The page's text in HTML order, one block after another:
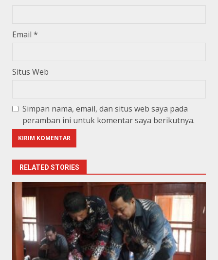
Email *
Situs Web
Simpan nama, email, dan situs web saya pada
peramban ini untuk komentar saya berikutnya.
RELATED STORIES